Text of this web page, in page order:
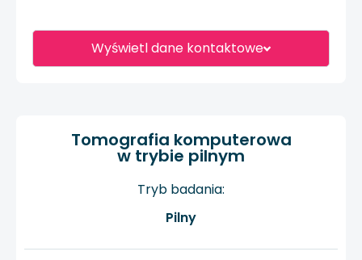
Wyświetl dane kontaktowe
Tomografia komputerowa
w trybie pilnym
Tryb badania:
Pilny